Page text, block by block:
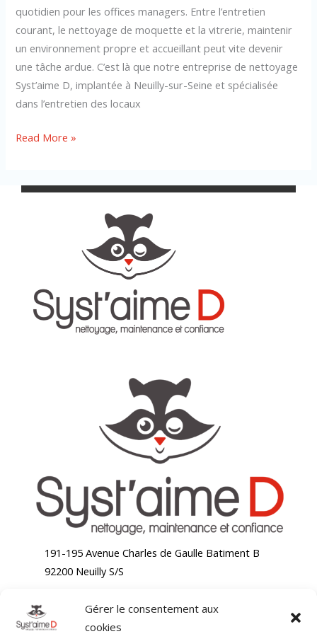
Gérer le consentement aux
cookies
quotidien pour les offices managers. Entre l’entretien
courant, le nettoyage de moquette et la vitrerie, maintenir
un environnement propre et accueillant peut vite devenir
une tâche ardue. C’est là que notre entreprise de nettoyage
Syst’aime D, implantée à Neuilly-sur-Seine et spécialisée
dans l’entretien des locaux
Read More »
191-195 Avenue Charles de Gaulle Batiment B
92200 Neuilly S/S
Accueil